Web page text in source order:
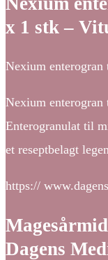
x 1 stk –
Nexium
Nexium
Enterogranulat til
et reseptbelagt
https://
Dagens